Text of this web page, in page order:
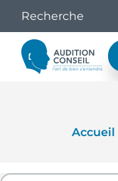
Accueil